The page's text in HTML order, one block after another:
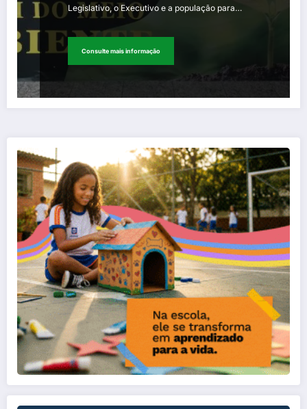
Legislativo, o Executivo e a população para…
Consulte mais informação